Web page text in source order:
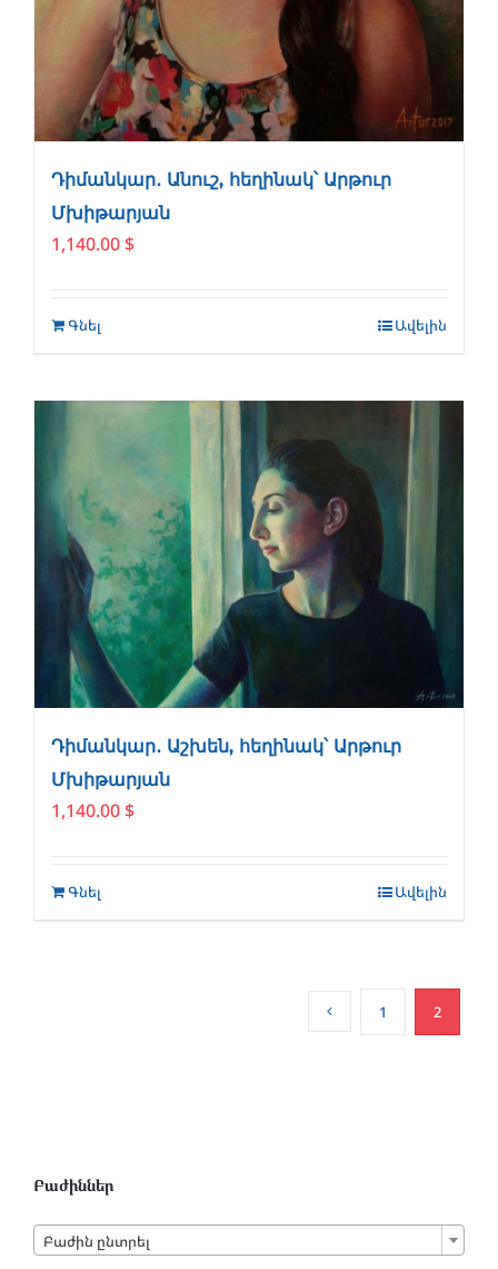
Դիմանկար․ Անուշ, հեղինակ՝ Արթուր
Մխիթարյան
1,140.00 $
Գնել Ավելին
Դիմանկար․ Աշխեն, հեղինակ՝ Արթուր
Մխիթարյան
1,140.00 $
Գնել Ավելին
1 2
Բաժիններ
Բաժին ընտրել